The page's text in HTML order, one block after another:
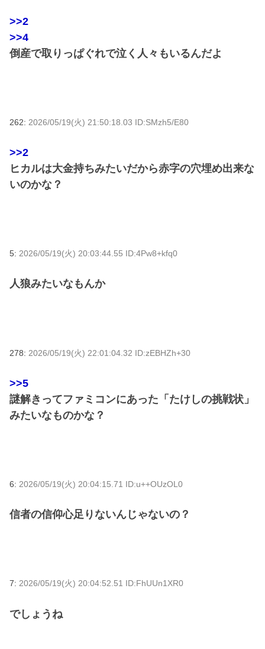
>>2
>>4
倒産で取りっぱぐれで泣く人々もいるんだよ
262: 2026/05/19(火) 21:50:18.03 ID:SMzh5/E80
>>2
ヒカルは大金持ちみたいだから赤字の穴埋め出来な
いのかな？
5: 2026/05/19(火) 20:03:44.55 ID:4Pw8+kfq0
人狼みたいなもんか
278: 2026/05/19(火) 22:01:04.32 ID:zEBHZh+30
>>5
謎解きってファミコンにあった「たけしの挑戦状」
みたいなものかな？
6: 2026/05/19(火) 20:04:15.71 ID:u++OUzOL0
信者の信仰心足りないんじゃないの？
7: 2026/05/19(火) 20:04:52.51 ID:FhUUn1XR0
でしょうね